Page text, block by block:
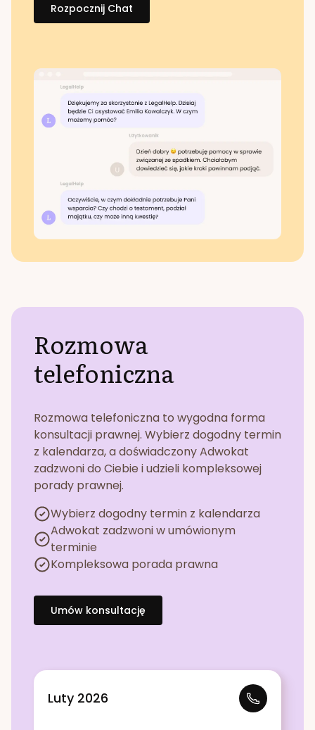
Rozpocznij Chat
Rozmowa
telefoniczna
Rozmowa telefoniczna to wygodna forma
konsultacji prawnej. Wybierz dogodny termin
z kalendarza, a doświadczony Adwokat
zadzwoni do Ciebie i udzieli kompleksowej
porady prawnej.
Wybierz dogodny termin z kalendarza
Adwokat zadzwoni w umówionym
terminie
Kompleksowa porada prawna
Umów konsultację
Luty 2026